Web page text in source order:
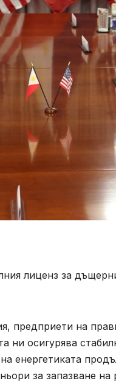
лиценз за
предприети на
ни осигурява
енергетиката
за запазване на